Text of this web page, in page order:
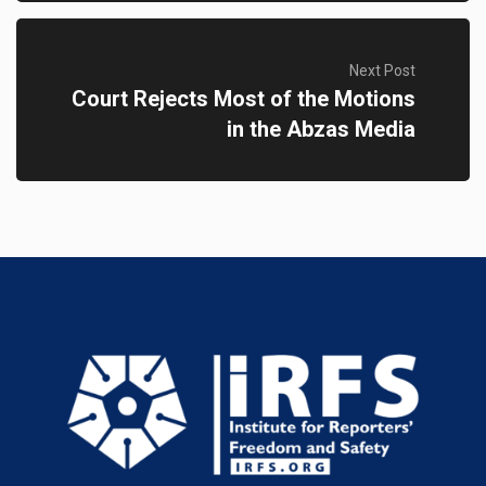
Next Post
Court Rejects Most of the Motions
in the Abzas Media